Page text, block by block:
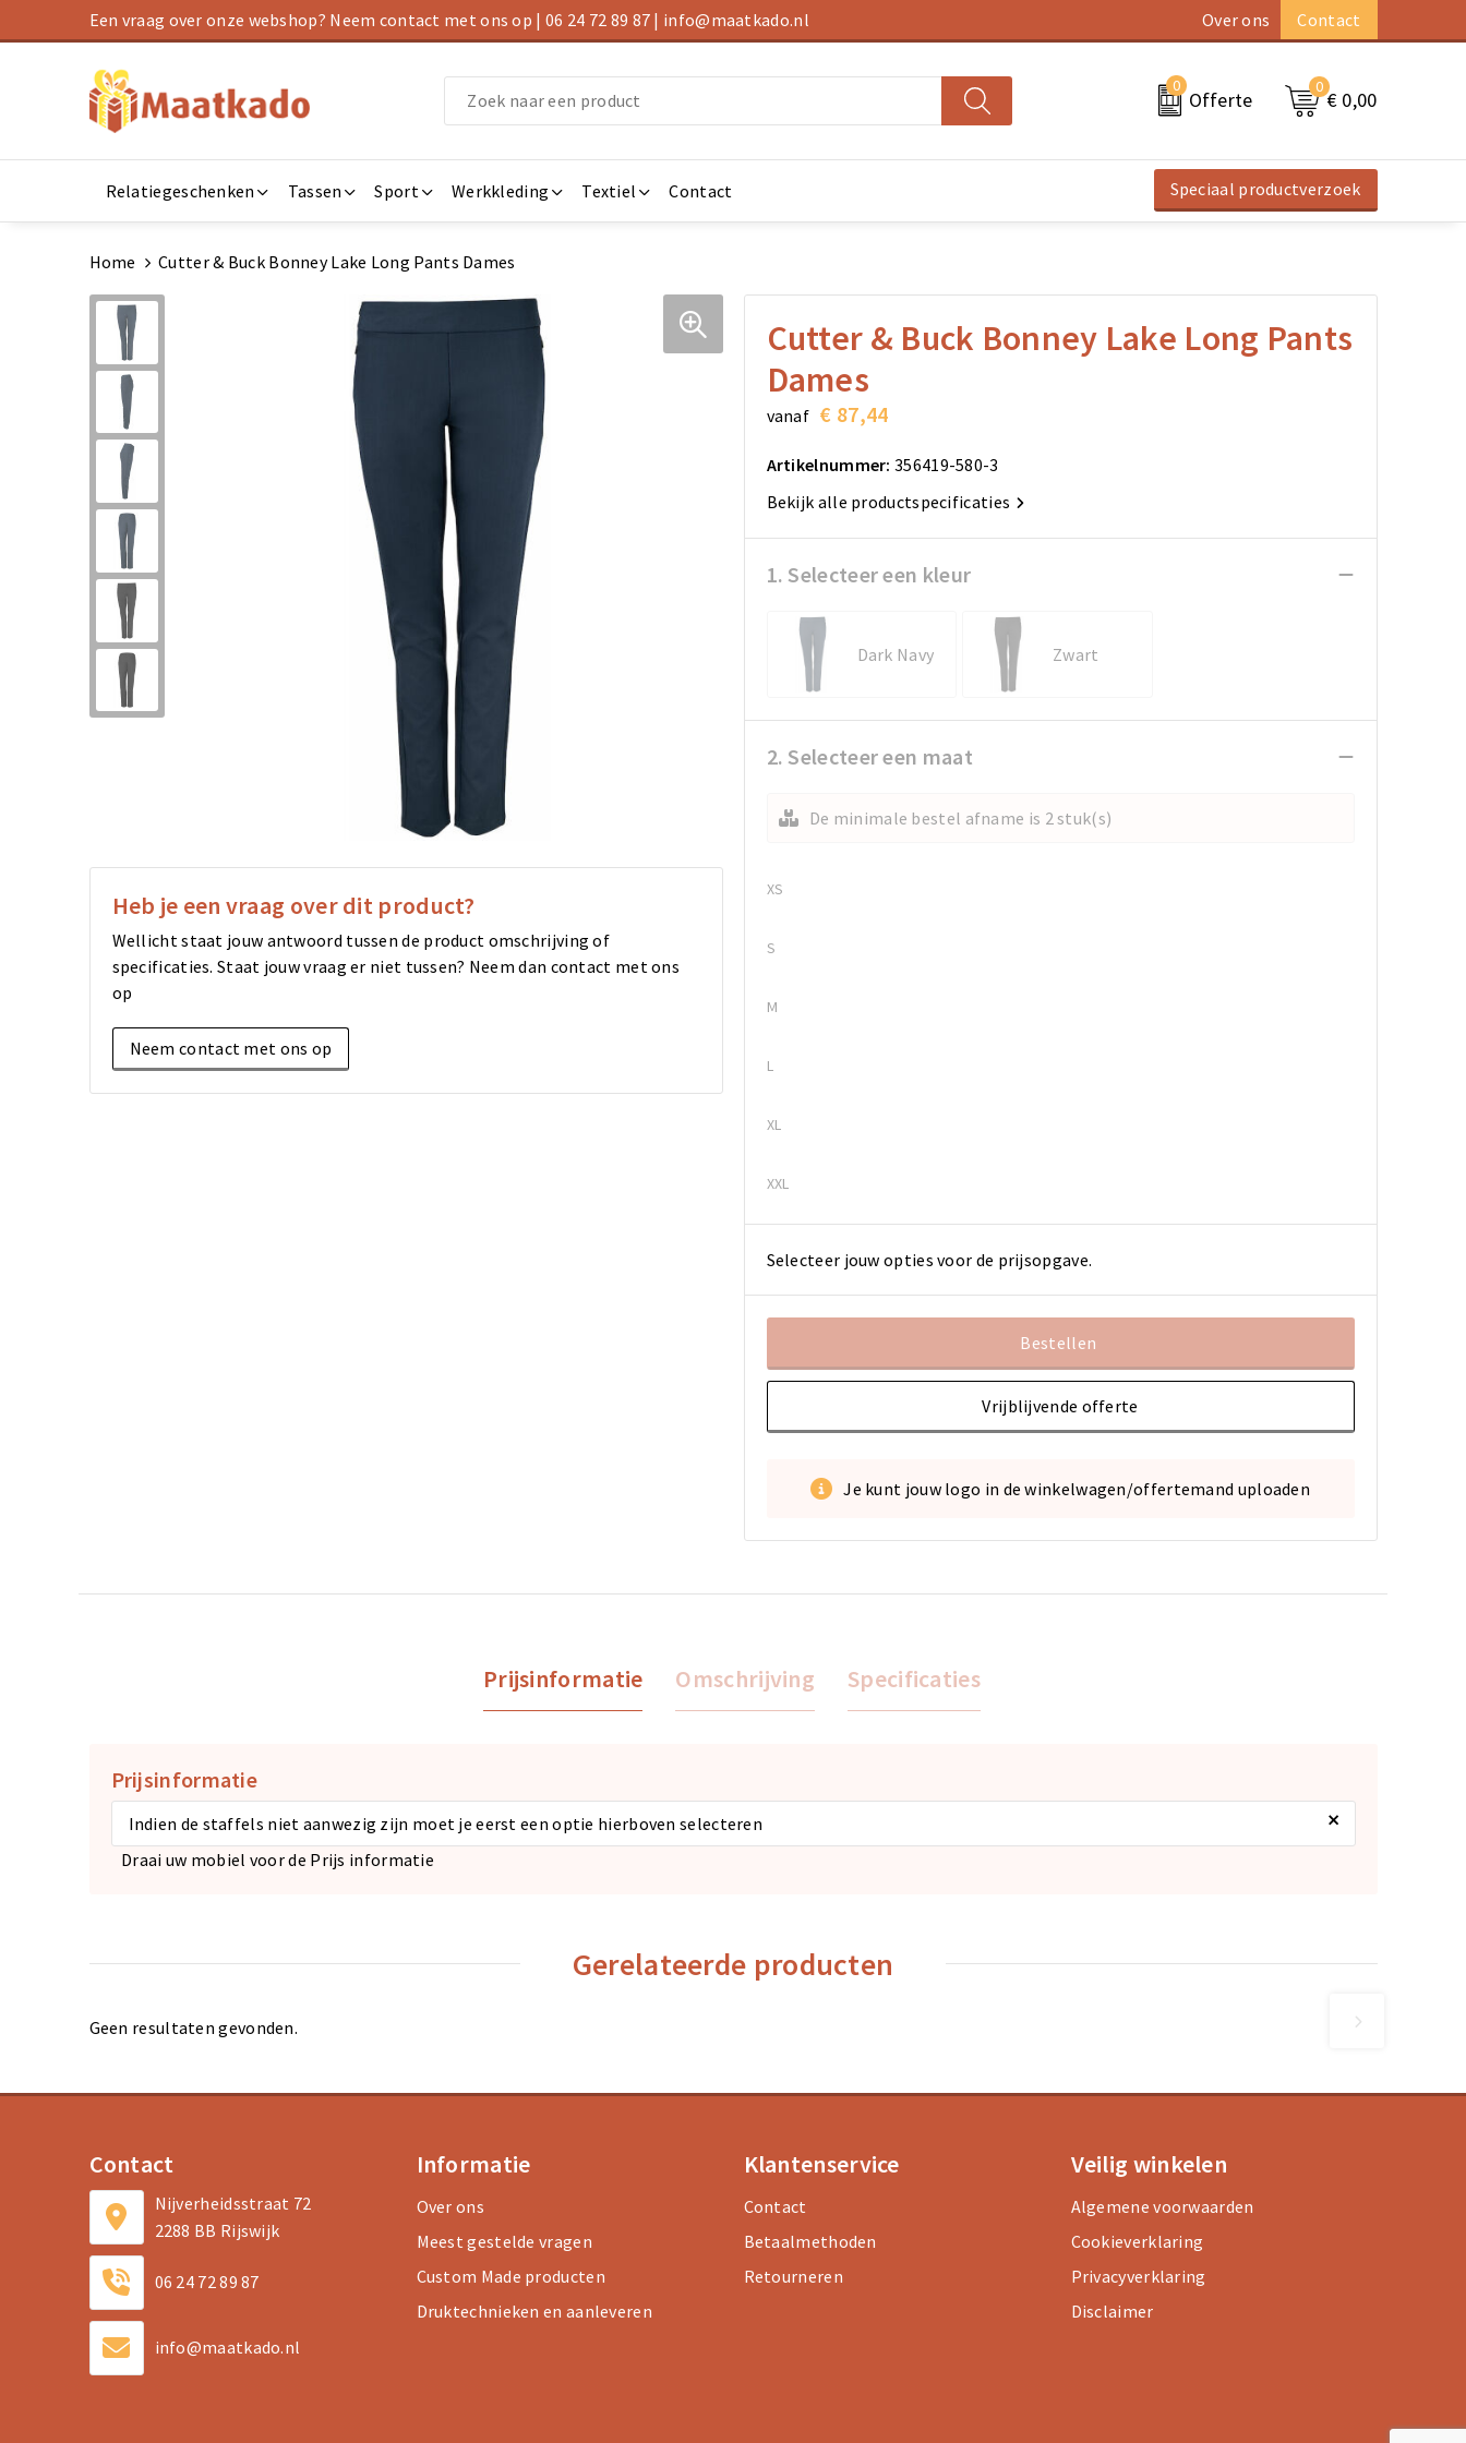
Een vraag over onze webshop? Neem contact met ons op | 06 24 72 89 87 | info@maatkado.nl Over ons Contact
0
Offerte
0
€ 0,00
Relatiegeschenken Tassen Sport Werkkleding Textiel Contact Speciaal productverzoek
Home Cutter & Buck Bonney Lake Long Pants Dames
Heb je een vraag over dit product?
Wellicht staat jouw antwoord tussen de product omschrijving of
specificaties. Staat jouw vraag er niet tussen? Neem dan contact met ons
op
Neem contact met ons op
Cutter & Buck Bonney Lake Long Pants
Dames
vanaf € 87,44
Artikelnummer: 356419-580-3
Bekijk alle productspecificaties
1. Selecteer een kleur
Dark Navy Zwart
2. Selecteer een maat
De minimale bestel afname is 2 stuk(s)
XS
S
M
L
XL
XXL
Selecteer jouw opties voor de prijsopgave.
Bestellen
Vrijblijvende offerte
Je kunt jouw logo in de winkelwagen/offertemand uploaden
Prijsinformatie Omschrijving Specificaties
Prijsinformatie
Indien de staffels niet aanwezig zijn moet je eerst een optie hierboven selecteren ×
Draai uw mobiel voor de Prijs informatie
Gerelateerde producten
Geen resultaten gevonden.
Contact
Nijverheidsstraat 72
2288 BB Rijswijk
06 24 72 89 87
info@maatkado.nl
Informatie
Over ons
Meest gestelde vragen
Custom Made producten
Druktechnieken en aanleveren
Klantenservice
Contact
Betaalmethoden
Retourneren
Veilig winkelen
Algemene voorwaarden
Cookieverklaring
Privacyverklaring
Disclaimer